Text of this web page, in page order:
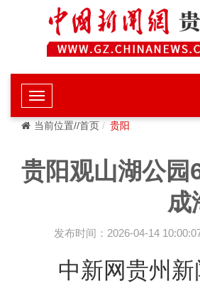
当前位置//首页 贵阳
贵阳观山湖公园
成
发布时间：2026-04-14
中新网贵州新